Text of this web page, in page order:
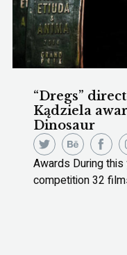
“Dregs”
Kądziela
Dinosaur
Awards During
competition 32